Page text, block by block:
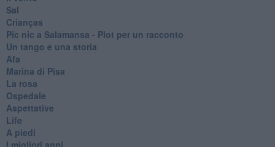
Sal
Crianças
Pic nic a Salamansa - Plot per un racconto
Un tango e una storia
Afa
Marina di Pisa
La rosa
Ospedale
Aspettative
Life
A piedi
I migliori anni